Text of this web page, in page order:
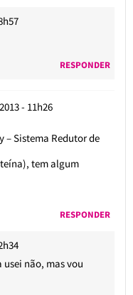
RESPONDER
- 11h26
– Sistema Redutor de
tem algum
RESPONDER
usei não, mas vou